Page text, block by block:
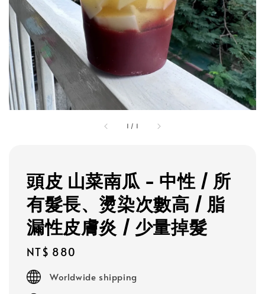
1 / 1
頭皮 山菜南瓜 - 中性 / 所
有髮長、燙染次數高 / 脂
漏性皮膚炎 / 少量掉髮
Regular
price
NT$ 880
Worldwide shipping